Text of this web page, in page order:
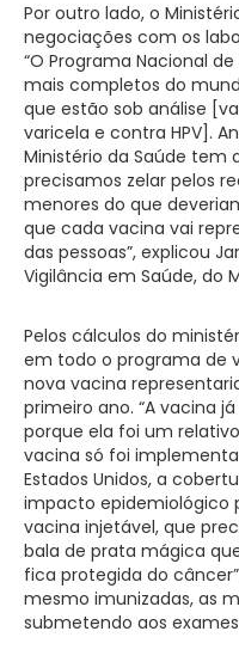
Por outro lado, o
negociações com os
“O Programa Nacional
mais completos do
que estão sob análise
varicela e contra HPV].
Ministério da Saúde tem
precisamos zelar pelos
menores do que
que cada vacina vai
das pessoas”, explicou
Vigilância em Saúde, do
Pelos cálculos do
em todo o programa de
nova vacina
primeiro ano. “A vacina
porque ela foi um
vacina só foi
Estados Unidos, a
impacto epidemiológico
vacina injetável, que
bala de prata mágica
fica protegida do
mesmo imunizadas, as
submetendo aos